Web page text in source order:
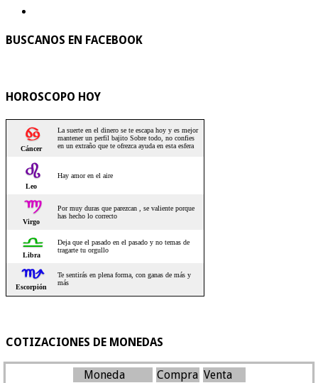
BUSCANOS EN FACEBOOK
HOROSCOPO HOY
COTIZACIONES DE MONEDAS
Moneda Compra Venta